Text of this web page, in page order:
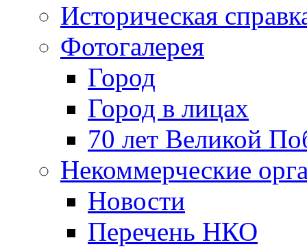
Историческая
Фотогалерея
Город
Город в лицах
70 лет Великой
Некоммерческие
Новости
Перечень НКО